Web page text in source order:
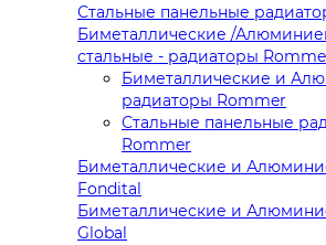
Стальные панельные
Биметаллические /
стальные - радиаторы
Биметаллические и
радиаторы Rommer
Стальные панельные
Rommer
Биметаллические и
Fondital
Биметаллические и
Global